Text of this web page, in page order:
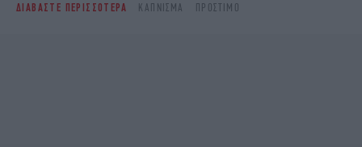
ΔΙΑΒΑΣΤΕ ΠΕΡΙΣΣΟΤΕΡΑ ΚΆΠΝΙΣΜΑ ΠΡΌΣΤΙΜΟ